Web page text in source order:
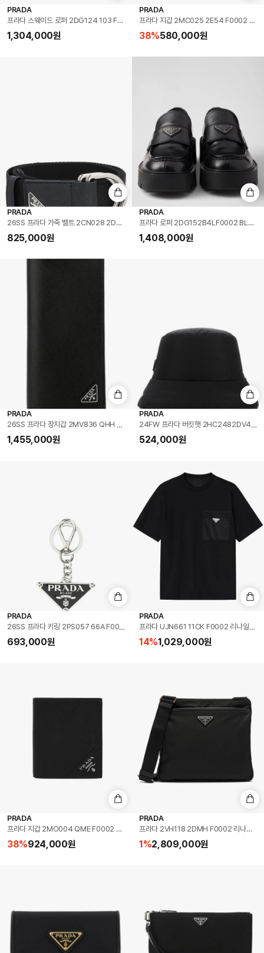
PRADA
프라다 스웨이드 로퍼 2DG124 103 F073E DOM
1,304,000원
PRADA
프라다 지갑 2MC025 2E54 F0002 그레
38%580,000원
PRADA
26SS 프라다 가죽 벨트 2CN028 2DMN F0002 BLACK DOM
825,000원
PRADA
프라다 로퍼 2DG152B4LF0002
1,408,000원
PRADA
26SS 프라다 장지갑 2MV836 QHH F0002 BLACK DOM
1,455,000원
PRADA
24FW 프라다 버킷햇
524,000원
PRADA
26SS 프라다 키링 2PS057 66A F0002 DOM
693,000원
PRADA
프라다 UJN661 11CK F0002 리나일론 트
14%1,029,000원
PRADA
프라다 지갑 2MO004 QME F0002 사피아노 은장로고 반지갑 블랙 남성반지갑 남자반지
38%924,000원
PRADA
프라다 2VH118 2DMH F0002 리나일론
1 %2,809,000원